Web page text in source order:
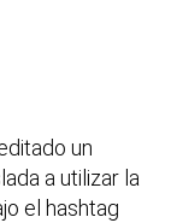
un
a utilizar la
el hashtag